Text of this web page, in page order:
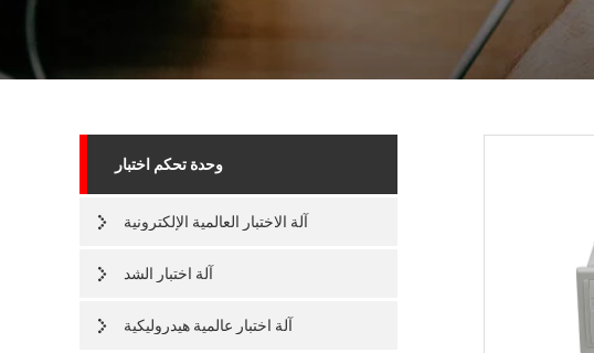
وحدة تحكم اختبار
آلة الاختبار العالمية الإلكترونية
آلة اختبار الشد
آلة اختبار عالمية هيدروليكية